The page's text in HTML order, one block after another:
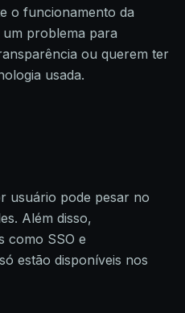
o funcionamento da
problema para
ou querem ter
usada.
usuário pode pesar no
Além disso,
como SSO e
estão disponíveis nos